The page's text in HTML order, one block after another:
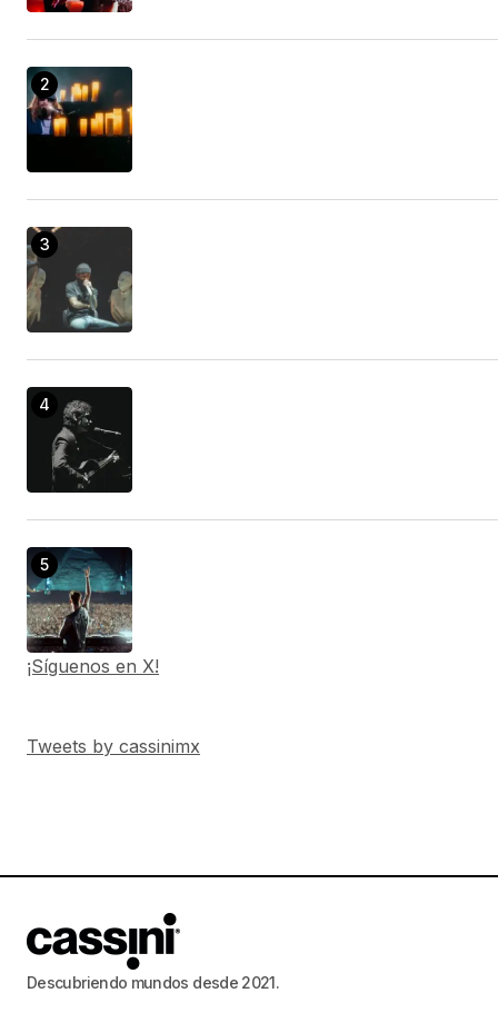
¡Síguenos en X!
Tweets by cassinimx
Descubriendo mundos desde 2021.